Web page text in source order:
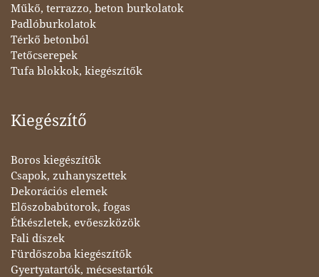
Műkő, terrazzo, beton burkolatok
Padlóburkolatok
Térkő betonból
Tetőcserepek
Tufa blokkok, kiegészítők
Kiegészítő
Boros kiegészítők
Csapok, zuhanyszettek
Dekorációs elemek
Előszobabútorok, fogas
Étkészletek, evőeszközök
Fali díszek
Fürdőszoba kiegészítők
Gyertyatartók, mécsestartók